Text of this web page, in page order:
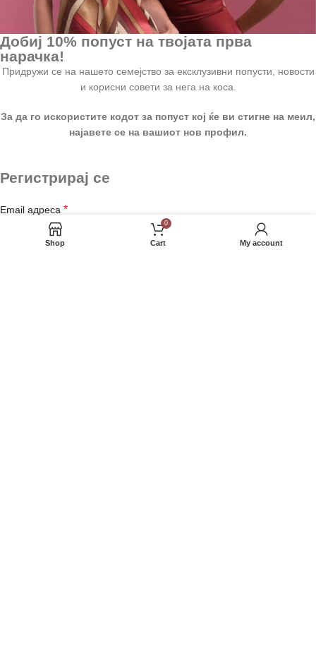
Добиј 10% попуст на твојата прва
нарачка!
Придружи се на нашето семејство за ексклузивни попусти, новости
и корисни совети за нега на коса.
За да го искористите кодот за попуст кој ќе ви стигне на меил,
најавете се на вашиот нов профил.
Регистрирај се
Email адреса *
Shop
0
Cart My account